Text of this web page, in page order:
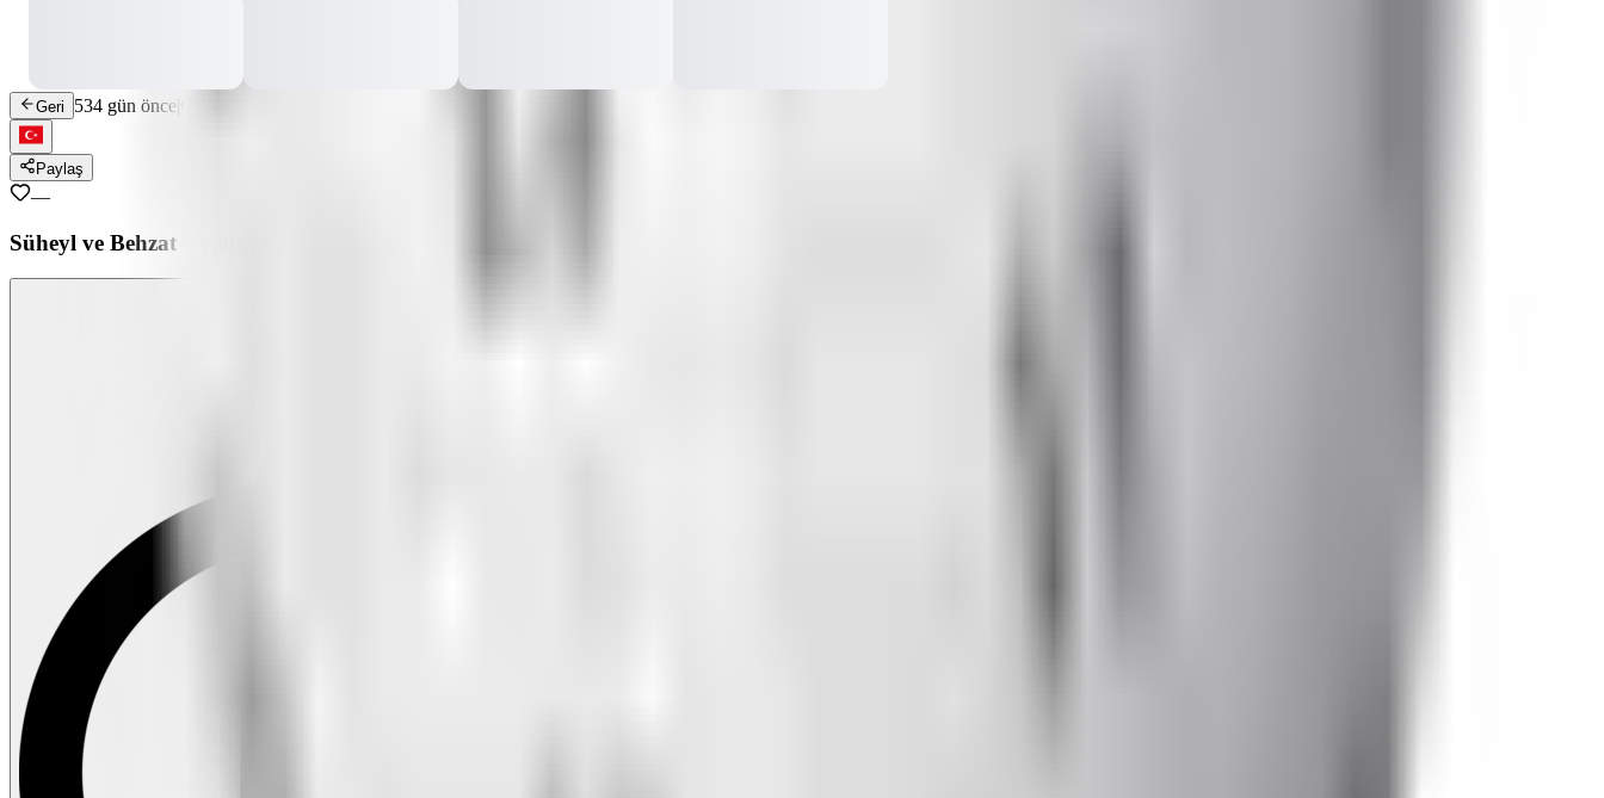
Geri 534 gün önce
Paylaş
—
Süheyl ve Behzat Uygur, "Hey Gidi Günler" ile Samsun’da